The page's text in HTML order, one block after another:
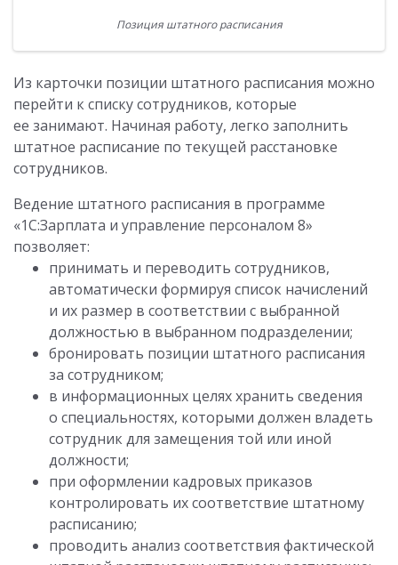
Позиция штатного расписания
Из карточки позиции штатного расписания можно
перейти к списку сотрудников, которые
ее занимают. Начиная работу, легко заполнить
штатное расписание по текущей расстановке
сотрудников.
Ведение штатного расписания в программе
«1С:Зарплата и управление персоналом 8»
позволяет:
принимать и переводить сотрудников,
автоматически формируя список начислений
и их размер в соответствии с выбранной
должностью в выбранном подразделении;
бронировать позиции штатного расписания
за сотрудником;
в информационных целях хранить сведения
о специальностях, которыми должен владеть
сотрудник для замещения той или иной
должности;
при оформлении кадровых приказов
контролировать их соответствие штатному
расписанию;
проводить анализ соответствия фактической